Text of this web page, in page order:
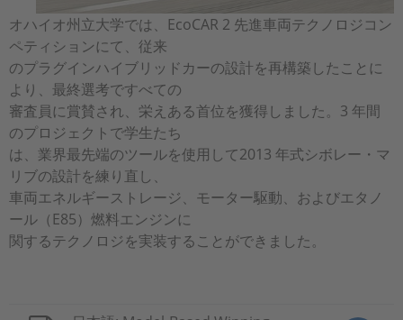
オハイオ州立大学では、EcoCAR 2 先進車両テクノロジコン
ペティションにて、従来
のプラグインハイブリッドカーの設計を再構築したことに
より、最終選考ですべての
審査員に賞賛され、栄えある首位を獲得しました。3 年間
のプロジェクトで学生たち
は、業界最先端のツールを使用して2013 年式シボレー・マ
リブの設計を練り直し、
車両エネルギーストレージ、モーター駆動、およびエタノ
ール（E85）燃料エンジンに
関するテクノロジを実装することができました。